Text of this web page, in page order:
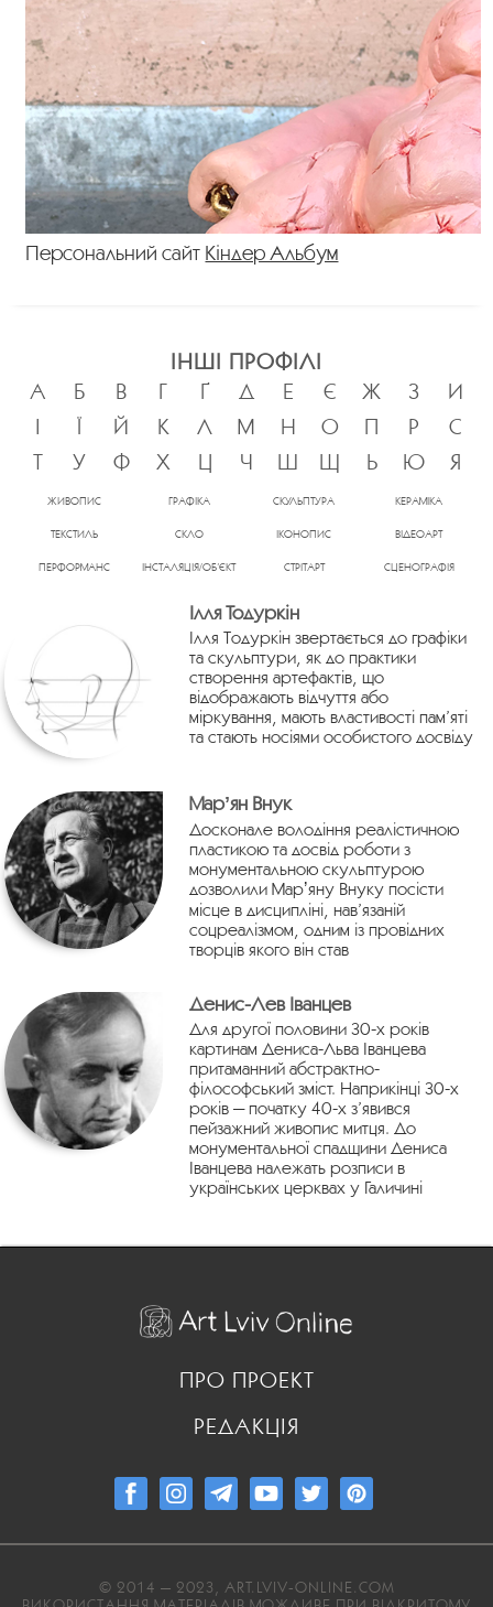
Персональний сайт Кіндер Альбум
ІНШІ ПРОФІЛІ
А
Б В Г Ґ Д Е Є Ж З
И
І
Ї Й К Л М Н О П Р
С
Т
У Ф Х Ц Ч Ш Щ Ь Ю Я
ЖИВОПИС ГРАФІКА СКУЛЬПТУРА КЕРАМІКА
ТЕКСТИЛЬ СКЛО ІКОНОПИС ВІДЕОАРТ
ПЕРФОРМАНС ІНСТАЛЯЦІЯ/ОБ’ЄКТ СТРІТАРТ СЦЕНОГРАФІЯ
Ілля Тодуркін
Ілля Тодуркін звертається до графіки
та скульптури, як до практики
створення артефактів, що
відображають відчуття або
міркування, мають властивості пам’яті
та стають носіями особистого досвіду
Марʼян Внук
Досконале володіння реалістичною
пластикою та досвід роботи з
монументальною скульптурою
дозволили Марʼяну Внуку посісти
місце в дисципліні, нав’язаній
соцреалізмом, одним із провідних
творців якого він став
Денис-Лев Іванцев
Для другої половини 30-х років
картинам Дениса-Льва Іванцева
притаманний абстрактно-
філософський зміст. Наприкінці 30-х
років — початку 40-х з’явився
пейзажний живопис митця. До
монументальної спадщини Дениса
Іванцева належать розписи в
українських церквах у Галичині
ПРО ПРОЕКТ
РЕДАКЦІЯ
© 2014 — 2023, ART.LVIV-ONLINE.COM